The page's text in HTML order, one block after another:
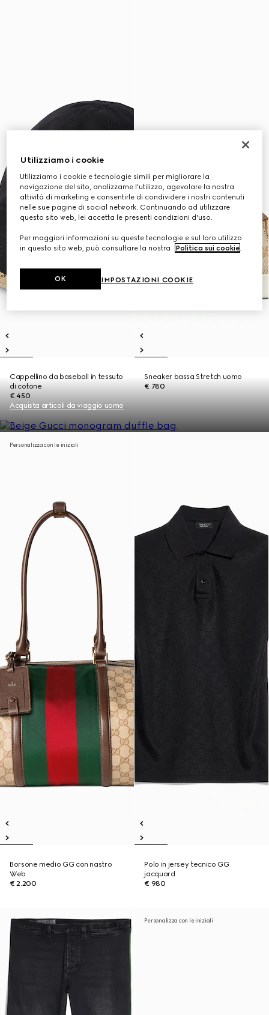
Cappellino da baseball in tessuto
di cotone
€ 450
Sneaker bassa Stretch uomo
€ 780
Acquista articoli da viaggio uomo
Personalizza con le iniziali
Borsone medio GG con nastro
Web
€ 2.200
Polo in jersey tecnico GG
jacquard
€ 980
Personalizza con le iniziali
Utilizziamo i cookie
Utilizziamo i cookie e tecnologie simili per migliorare la
navigazione del sito, analizzarne l'utilizzo, agevolare la nostra
attività di marketing e consentirle di condividere i nostri contenuti
nelle sue pagine di social network. Continuando ad utilizzare
questo sito web, lei accetta le presenti condizioni d'uso.
Per maggiori informazioni su queste tecnologie e sul loro utilizzo
in questo sito web, può consultare la nostra
Politica sui cookie.
IMPOSTAZIONI COOKIE
OK